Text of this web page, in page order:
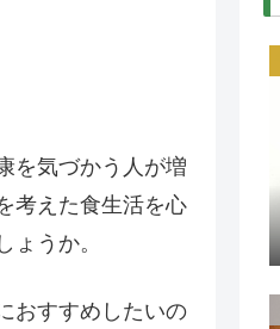
を気づかう人が増
考えた食生活を心
うか。
おすすめしたいの